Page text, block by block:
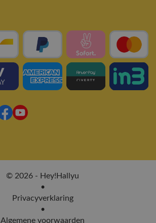
© 2026 - Hey!Hallyu
•
Privacyverklaring
•
Algemene voorwaarden